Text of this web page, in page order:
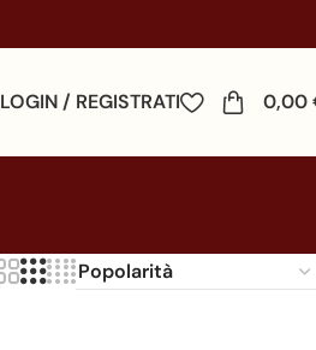
LOGIN / REGISTRATI 0,00